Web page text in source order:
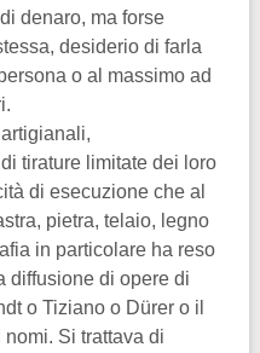
denaro, ma forse
desiderio di farla
o al massimo ad
tirature limitate dei loro
di esecuzione che al
pietra, telaio, legno
in particolare ha reso
diffusione di opere di
o Tiziano o Dürer o il
Si trattava di